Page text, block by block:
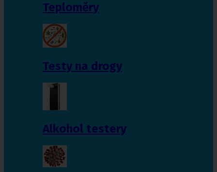
Teploměry
Testy na drogy
Alkohol testery